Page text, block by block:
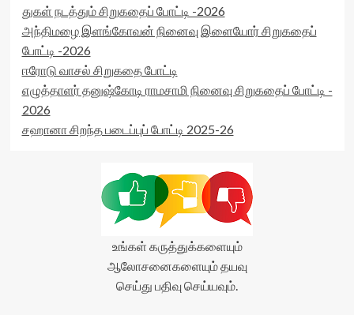
துகள் நடத்தும் சிறுகதைப் போட்டி -2026
அந்திமழை இளங்கோவன் நினைவு இளையோர் சிறுகதைப்
போட்டி -2026
ஈரோடு வாசல் சிறுகதை போட்டி
எழுத்தாளர் தனுஷ்கோடி ராமசாமி நினைவு சிறுகதைப் போட்டி -
2026
சஹானா சிறந்த படைப்புப் போட்டி 2025-26
உங்கள் கருத்துக்களையும்
ஆலோசனைகளையும் தயவு
செய்து பதிவு செய்யவும்.